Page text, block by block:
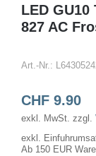
LED GU10
827 AC
Art.-Nr.:
CHF9.90
exkl. MwSt. zzgl.
exkl.
Ab 150 EUR